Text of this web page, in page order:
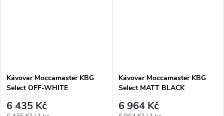
Kávovar Moccamaster KBG
Select OFF-WHITE
6 435 Kč
Kávovar Moccamaster KBG
Select MATT BLACK
6 964 Kč